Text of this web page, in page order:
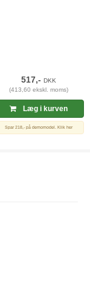
517,-DKK
(413,60 ekskl. moms)
Læg i kurven
Spar 218,- på demomodel. Klik her